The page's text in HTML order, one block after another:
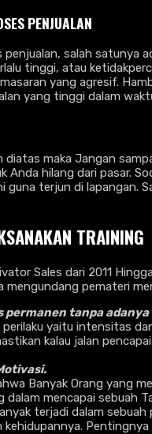
PENJUALAN
salah satunya
tinggi, atau
yang agresif.
yang tinggi dalam
diatas maka Jangan
hilang dari pasar.
terjun di lapangan.
TRAINING
Sales dari 2011
pemateri
tanpa
yaitu intensitas
kalau jalan
Banyak Orang yang
mencapai sebuah
terjadi dalam